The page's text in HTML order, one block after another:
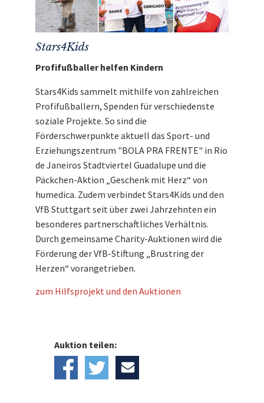
wir direkt, ohne Abzug von Kosten, an
Stars4Kidsweiter.
Stars4Kids
Profifußballer helfen Kindern
Stars4Kids sammelt mithilfe von zahlreichen
Profifußballern, Spenden für verschiedenste
soziale Projekte. So sind die
Förderschwerpunkte aktuell das Sport- und
Erziehungszentrum "BOLA PRA FRENTE" in Rio
de Janeiros Stadtviertel Guadalupe und die
Päckchen-Aktion „Geschenk mit Herz“ von
humedica. Zudem verbindet Stars4Kids und den
VfB Stuttgart seit über zwei Jahrzehnten ein
besonderes partnerschaftliches Verhältnis.
Durch gemeinsame Charity-Auktionen wird die
Förderung der VfB-Stiftung „Brustring der
Herzen“ vorangetrieben.
zum Hilfsprojekt und den Auktionen
Auktion teilen: